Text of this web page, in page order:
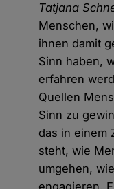
Tatjana
Menschen,
ihnen damit
Sinn haben,
erfahren
Quellen
Sinn zu
das in einem
steht, wie
umgehen,